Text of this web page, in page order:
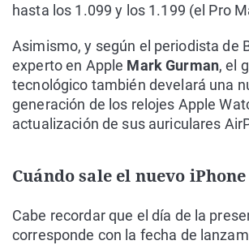
hasta los 1.099 y los 1.199 (el Pro
Asimismo, y según el periodista de
experto en Apple Mark Gurman, el
tecnológico también develará una
generación de los relojes Apple
actualización de sus auriculares
Cuándo sale el nuevo iPhone
Cabe recordar que el día de la
corresponde con la fecha de